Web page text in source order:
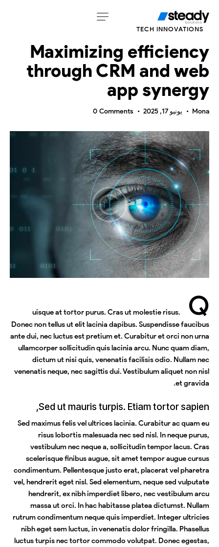
TECH INNOVATIONS
Maximizing efficiency
through CRM and web
app synergy
Mona يونيو 17, 2025 0 Comments
Q
uisque at tortor purus. Cras ut molestie risus.
Donec non tellus ut elit lacinia dapibus. Suspendisse faucibus
ante dui, nec luctus est pretium et. Curabitur et orci non urna
ullamcorper sollicitudin quis lacinia arcu. Nunc quam diam,
dictum ut nisi quis, venenatis facilisis odio. Nullam nec
venenatis neque, nec sagittis dui. Vestibulum aliquet non nisl
et gravida.
Sed ut mauris turpis. Etiam tortor sapien,
Sed maximus felis vel ultrices lacinia. Curabitur ac quam eu
risus lobortis malesuada nec sed nisl. In neque purus,
vestibulum nec neque a, sollicitudin tempor lacus. Cras
scelerisque finibus augue, sit amet tempor augue cursus
condimentum. Pellentesque justo erat, placerat vel pharetra
vel, hendrerit eget nisl. Sed elementum, neque sed vulputate
hendrerit, ex nibh imperdiet libero, nec vestibulum arcu
massa ut orci. In hac habitasse platea dictumst. Nullam
rutrum condimentum neque quis imperdiet. Integer ultricies
nibh eget sem luctus, in venenatis dolor fringilla. Phasellus
luctus turpis nec tortor commodo volutpat. Donec egestas,